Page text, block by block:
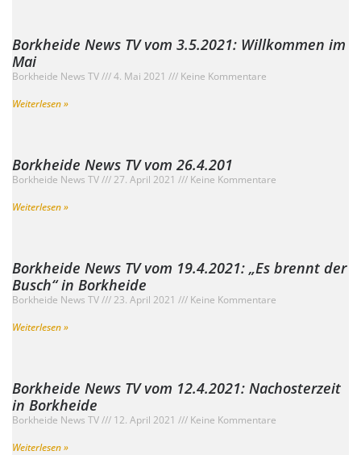
Borkheide News TV vom 3.5.2021: Willkommen im
Mai
Borkheide News TV 4. Mai 2021
Keine Kommentare
Weiterlesen »
Borkheide News TV vom 26.4.201
Borkheide News TV 27. April 2021
Keine Kommentare
Weiterlesen »
Borkheide News TV vom 19.4.2021: „Es brennt der
Busch“ in Borkheide
Borkheide News TV 23. April 2021
Keine Kommentare
Weiterlesen »
Borkheide News TV vom 12.4.2021: Nachosterzeit
in Borkheide
Borkheide News TV 12. April 2021
Keine Kommentare
Weiterlesen »